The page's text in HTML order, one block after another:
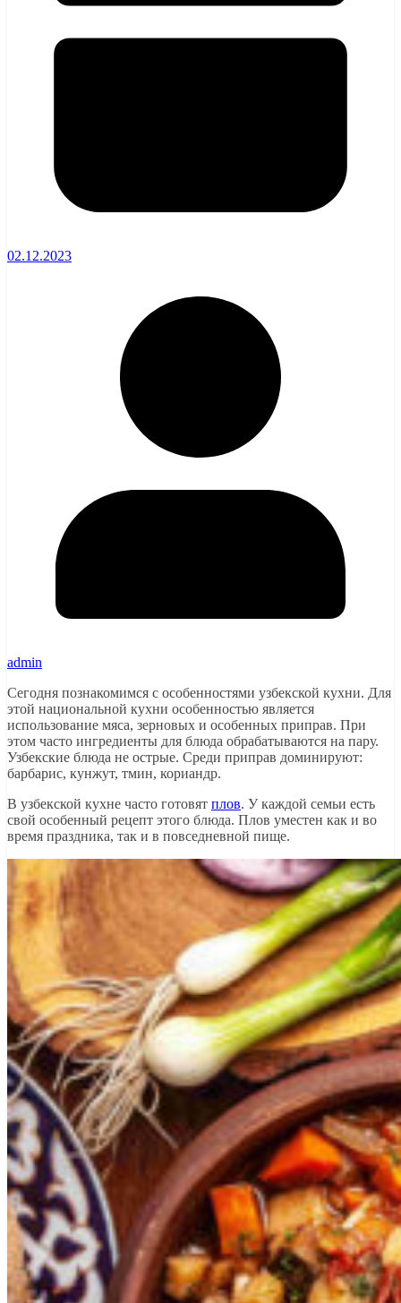
02.12.2023
admin
Сегодня познакомимся с особенностями узбекской кухни. Для
этой национальной кухни особенностью является
использование мяса, зерновых и особенных приправ. При
этом часто ингредиенты для блюда обрабатываются на пару.
Узбекские блюда не острые. Среди приправ доминируют:
барбарис, кунжут, тмин, кориандр.
В узбекской кухне часто готовят плов. У каждой семьи есть
свой особенный рецепт этого блюда. Плов уместен как и во
время праздника, так и в повседневной пище.